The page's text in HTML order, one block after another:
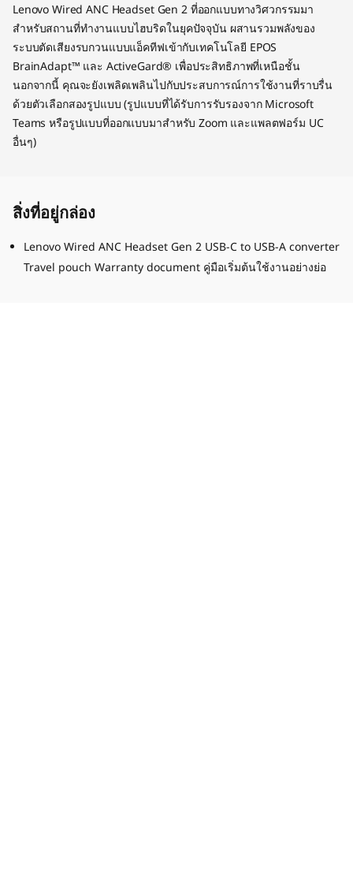
Lenovo Wired ANC Headset Gen 2 ที่ออกแบบทางวิศวกรรมมา
สำหรับสถานที่ทำงานแบบไฮบริดในยุคปัจจุบัน ผสานรวมพลังของ
ระบบตัดเสียงรบกวนแบบแอ็คทีฟเข้ากับเทคโนโลยี EPOS
BrainAdapt™ และ ActiveGard® เพื่อประสิทธิภาพที่เหนือชั้น
นอกจากนี้ คุณจะยังเพลิดเพลินไปกับประสบการณ์การใช้งานที่ราบรื่น
ด้วยตัวเลือกสองรูปแบบ (รูปแบบที่ได้รับการรับรองจาก Microsoft
Teams หรือรูปแบบที่ออกแบบมาสำหรับ Zoom และแพลตฟอร์ม UC
อื่นๆ)
สิ่งที่อยู่กล่อง
Lenovo Wired ANC Headset Gen 2 USB-C to USB-A converter
Travel pouch Warranty document คู่มือเริ่มต้นใช้งานอย่างย่อ